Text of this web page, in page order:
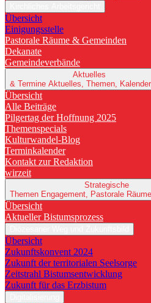
Übersicht
Einigungsstelle
Pastorale Räume & Gemeinden
Dekanate
Gemeindeverbände
Aktuelles
& Termine Aktuelles, Themen,
Übersicht
Alle Beiträge
Pilgertag der Hoffnung 2025
Themenspecials
Kulturwandel-Blog
Terminkalender
Kontakt zur Redaktion
wirzeit
Strategische
Themen Engagement, Pastorale
Übersicht
Aktueller Bistumsprozess
Übersicht
Zukunftskonvent 2024
Zukunft der territorialen Seelsorge
Zeitstrahl Bistumsentwicklung
Zukunft für das Erzbistum